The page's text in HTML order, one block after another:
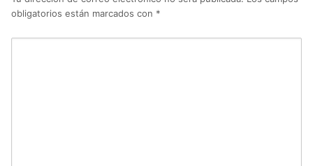
obligatorios están marcados con *